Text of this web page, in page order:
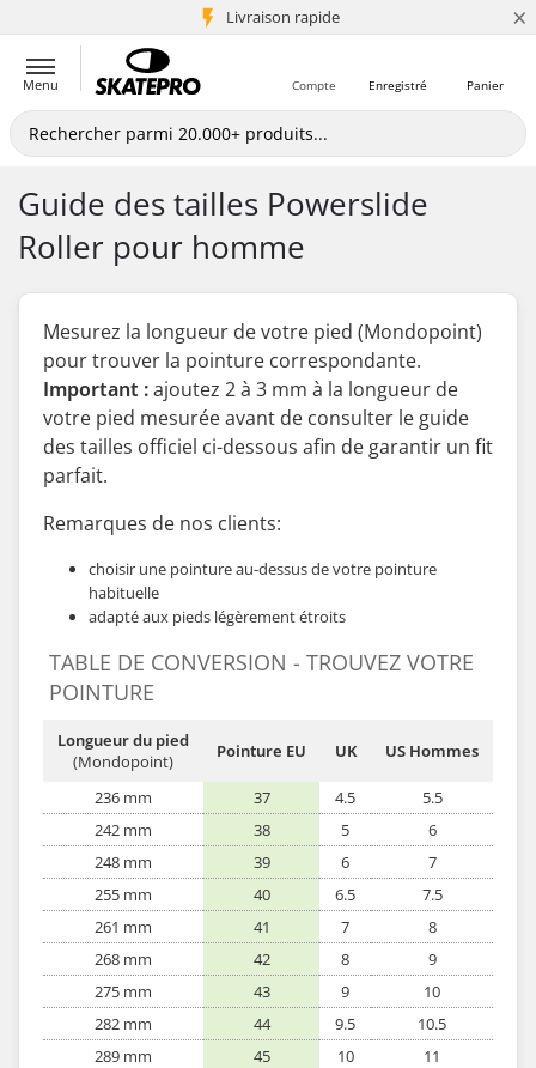
Livraison rapide
+5 mio de clients ×
Menu Panier
Enregistré
Compte
Guide des tailles Powerslide
Roller pour homme
Mesurez la longueur de votre pied (Mondopoint)
pour trouver la pointure correspondante.
Important :ajoutez 2 à 3 mm à la longueur de
votre pied mesuréeavant de consulter le guide
des tailles officiel ci-dessous afin de garantir un fit
parfait.
Remarques de nos clients:
choisir une pointure au-dessus de votre pointure
habituelle
adapté aux pieds légèrement étroits
TABLE DE CONVERSION - TROUVEZ VOTRE
POINTURE
Longueur du pied
(Mondopoint)
Pointure EU UK US Hommes
236 mm 37 4.5
5.5
242 mm
38 5
6
248 mm
39 6
7
255 mm
40 6.5
7.5
261 mm
41 7
8
268 mm
42 8
9
275 mm
43 9
10
282 mm
44 9.5
10.5
289 mm
45 10
11